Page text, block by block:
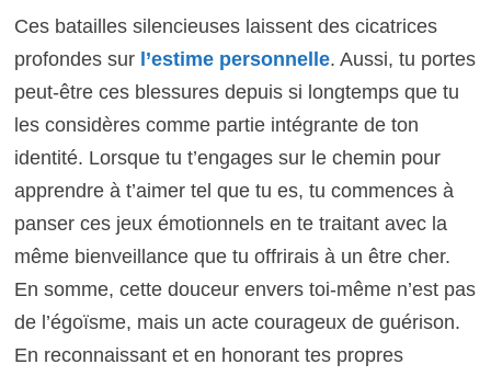
Ces batailles silencieuses laissent des cicatrices
profondes sur l’estime personnelle. Aussi, tu portes
peut-être ces blessures depuis si longtemps que tu
les considères comme partie intégrante de ton
identité. Lorsque tu t’engages sur le chemin pour
apprendre à t’aimer tel que tu es, tu commences à
panser ces jeux émotionnels en te traitant avec la
même bienveillance que tu offrirais à un être cher.
En somme, cette douceur envers toi-même n’est pas
de l’égoïsme, mais un acte courageux de guérison.
En reconnaissant et en honorant tes propres